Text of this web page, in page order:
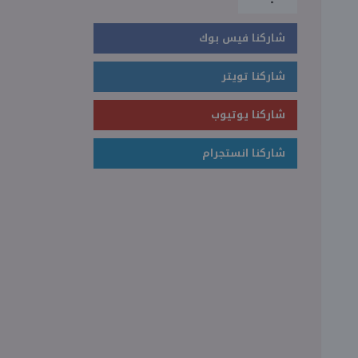
شاركنا فيس بوك
شاركنا تويتر
شاركنا يوتيوب
شاركنا انستجرام